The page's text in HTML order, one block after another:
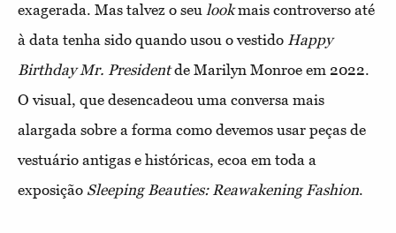
exagerada. Mas talvez o seu lookmais controverso até
à data tenha sido quando usou o vestido Happy
Birthday Mr. Presidentde Marilyn Monroe em 2022.
O visual, que desencadeou uma conversa mais
alargada sobre a forma como devemos usar peças de
vestuário antigas e históricas, ecoa em toda a
exposição Sleeping Beauties: Reawakening Fashion.